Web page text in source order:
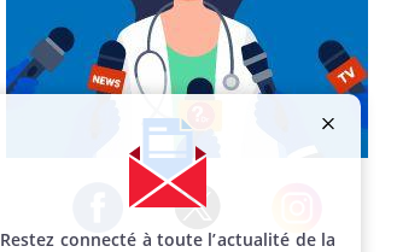
Facebook Twitter Instagram
Restez connecté à toute l’actualité de la